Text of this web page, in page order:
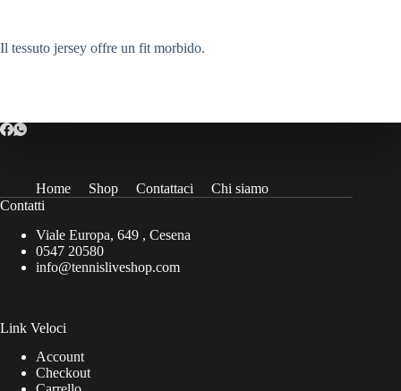
Il tessuto jersey offre un fit morbido.
Home Shop Contattaci
Chi siamo
Contatti
Viale Europa, 649 , Cesena
0547 20580
info@tennisliveshop.com
Link Veloci
Account
Checkout